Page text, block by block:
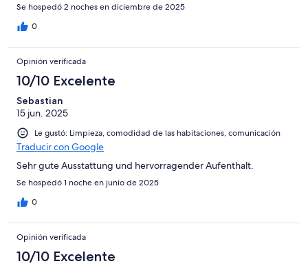
Se hospedó 2 noches en diciembre de 2025
0
Opinión verificada
10/10 Excelente
Sebastian
15 jun. 2025
Le gustó: Limpieza, comodidad de las habitaciones, comunicación
Traducir con Google
Sehr gute Ausstattung und hervorragender Aufenthalt.
Se hospedó 1 noche en junio de 2025
0
Opinión verificada
10/10 Excelente